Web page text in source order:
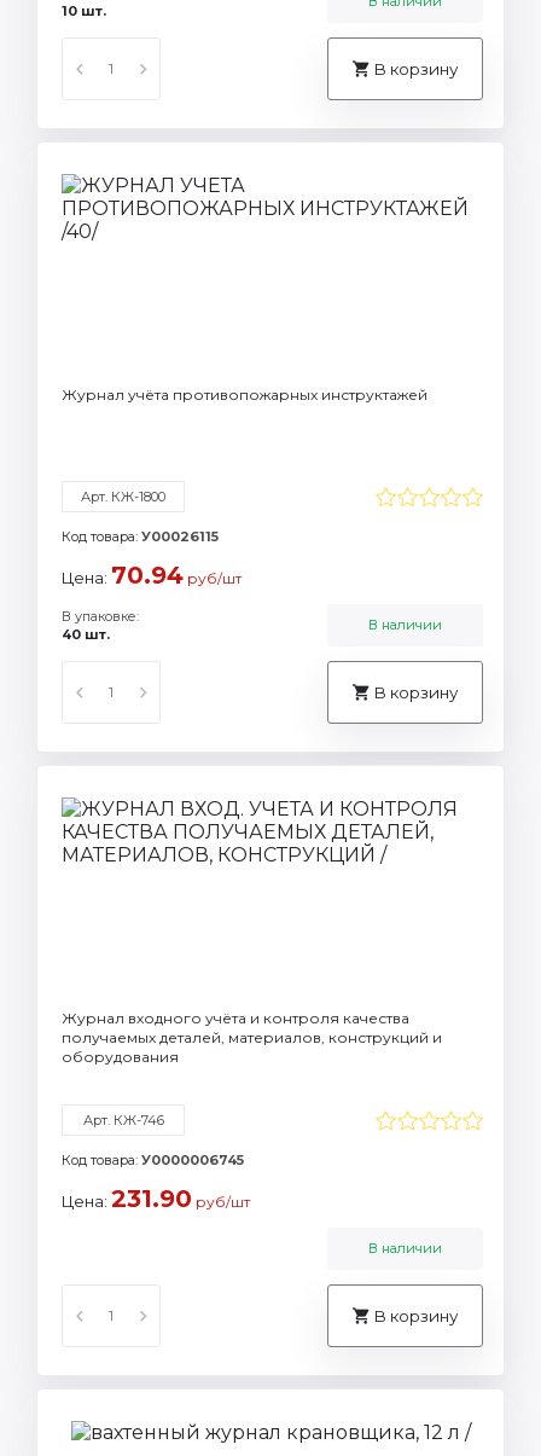
10 шт.
В корзину
Журнал учёта противопожарных инструктажей
Арт. КЖ-1800
Код товара: У00026115
Цена: 70.94 руб/шт
В упаковке:
40 шт.
В наличии
В корзину
Журнал входного учёта и контроля качества
получаемых деталей, материалов, конструкций и
оборудования
Арт. КЖ-746
Код товара: У0000006745
Цена: 231.90 руб/шт
В наличии
В корзину